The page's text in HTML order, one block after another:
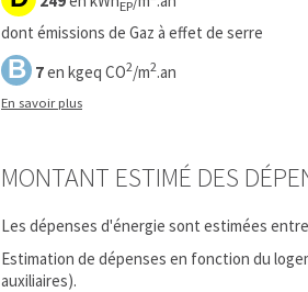
EP
dont émissions de Gaz à effet de serre
B 7en kgeq CO2/m2.an
En savoir plus
MONTANT ESTIMÉ DES
Les dépenses d'énergie sont estimées
Estimation de dépenses en fonction du
auxiliaires).